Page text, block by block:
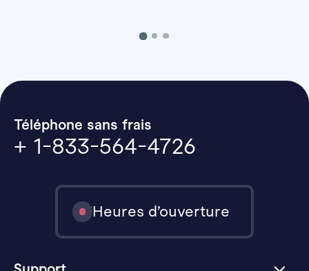
Téléphone sans frais
+ 1-833-564-4726
Heures d’ouverture